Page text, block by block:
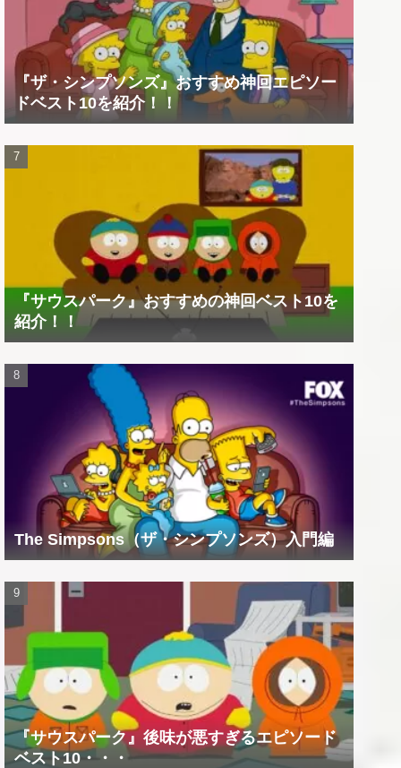
『ザ・シンプソンズ』おすすめ神回エピソー
ドベスト10を紹介！！
『サウスパーク』おすすめの神回ベスト10を
紹介！！
The Simpsons（ザ・シンプソンズ）入門編
『サウスパーク』後味が悪すぎるエピソード
ベスト10・・・